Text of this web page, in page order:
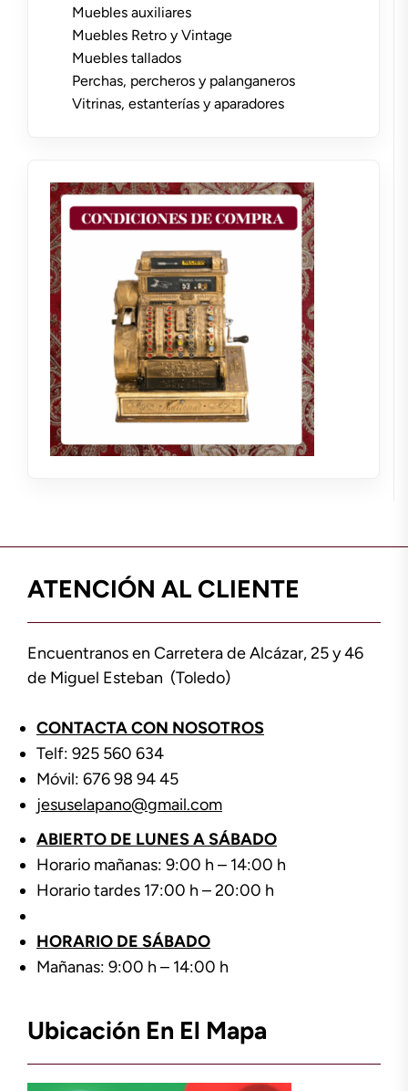
Muebles auxiliares
Muebles Retro y Vintage
Muebles tallados
Perchas, percheros y palanganeros
Vitrinas, estanterías y aparadores
ATENCIÓN AL CLIENTE
Encuentranos en Carretera de Alcázar, 25 y 46
de Miguel Esteban (Toledo)
CONTACTA CON NOSOTROS
Telf: 925 560 634
Móvil: 676 98 94 45
jesuselapano@gmail.com
ABIERTO DE LUNES A SÁBADO
Horario mañanas: 9:00 h – 14:00 h
Horario tardes 17:00 h – 20:00 h
HORARIO DE SÁBADO
Mañanas: 9:00 h – 14:00 h
Ubicación En El Mapa